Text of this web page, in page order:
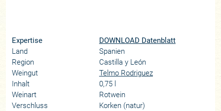
Expertise
DOWNLOAD Datenblatt
Land
Spanien
Region
Castilla y León
Weingut
Telmo Rodriguez
Inhalt
0,75 l
Weinart
Rotwein
Verschluss
Korken (natur)